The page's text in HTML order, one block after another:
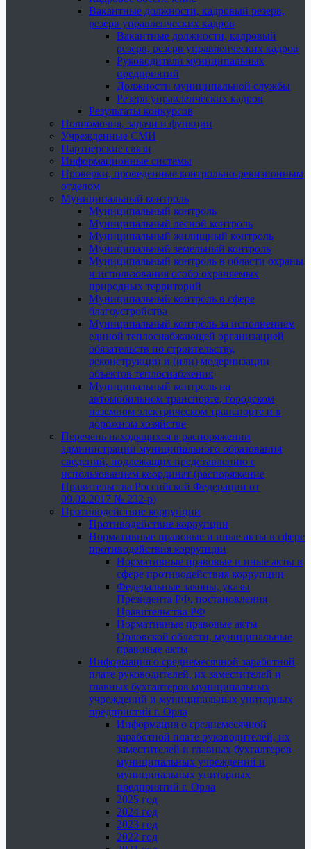
Вакантные должности, кадровый резерв,
резерв управленческих кадров
Вакантные должности, кадровый
резерв, резерв управленческих кадров
Руководители муниципальных
предприятий
Должности муниципальной службы
Резерв управленческих кадров
Результаты конкурсов
Полномочия, задачи и функции
Учрежденные СМИ
Партнерские связи
Информационные системы
Проверки, проведенные контрольно-ревизионным
отделом
Муниципальный контроль
Муниципальный контроль
Муниципальный лесной контроль
Муниципальный жилищный контроль
Муниципальный земельный контроль
Муниципальный контроль в области охраны
и использования особо охраняемых
природных территорий
Муниципальный контроль в сфере
благоустройства
Муниципальный контроль за исполнением
единой теплоснабжающей организацией
обязательств по строительству,
реконструкции и (или) модернизации
объектов теплоснабжения
Муниципальный контроль на
автомобильном транспорте, городском
наземном электрическом транспорте и в
дорожном хозяйстве
Перечень находящихся в распоряжении
администрации муниципального образования
сведений, подлежащих представлению с
использованием координат (распоряжение
Правительства Российской Федерации от
09.02.2017 № 232-р)
Противодействие коррупции
Противодействие коррупции
Нормативные правовые и иные акты в сфере
противодействия коррупции
Нормативные правовые и иные акты в
сфере противодействия коррупции
Федеральные законы, указы
Президента РФ, постановления
Правительства РФ
Нормативные правовые акты
Орловской области, муниципальные
правовые акты
Информация о среднемесячной заработной
плате руководителей, их заместителей и
главных бухгалтеров муниципальных
учреждений и муниципальных унитарных
предприятий г. Орла
Информация о среднемесячной
заработной плате руководителей, их
заместителей и главных бухгалтеров
муниципальных учреждений и
муниципальных унитарных
предприятий г. Орла
2025 год
2024 год
2023 год
2022 год